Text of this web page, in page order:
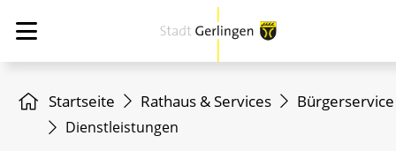
Startseite Rathaus & Services Bürgerservice
Dienstleistungen